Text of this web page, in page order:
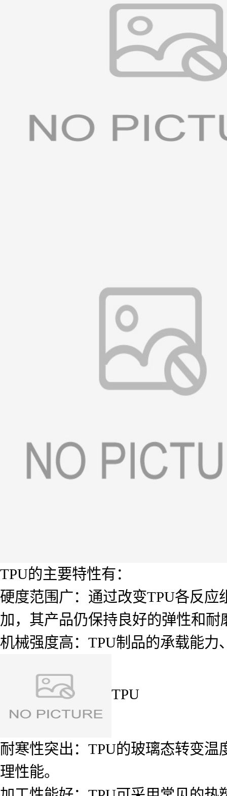
TPU的主要特性有：
硬度范围广：通过改变TPU各反
加，其产品仍保持良好的弹性和耐
机械强度高：TPU制品的承载能
TPU
耐寒性突出：TPU的玻璃态转变
理性能。